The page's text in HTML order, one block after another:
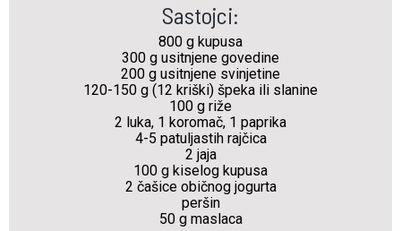
Sastojci:
800 g kupusa
300 g usitnjene govedine
200 g usitnjene svinjetine
120-150 g (12 kriški) špeka ili slanine
100 g riže
2 luka, 1 koromač, 1 paprika
4-5 patuljastih rajčica
2 jaja
100 g kiselog kupusa
2 čašice običnog jogurta
peršin
50 g maslaca